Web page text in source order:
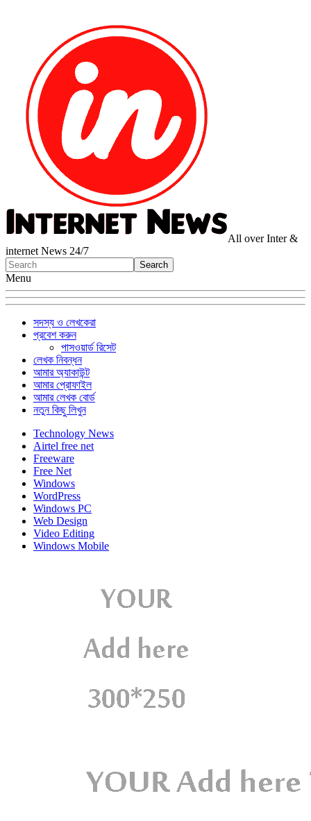
All over Inter &
internet News 24/7
Menu
সদস্য ও লেখকেরা
প্রবেশ করুন
পাসওয়ার্ড রিসেট
লেখক নিবন্ধন
আমার অ্যাকাউন্ট
আমার প্রোফাইল
আমার লেখক বোর্ড
নতুন কিছু লিখুন
Technology News
Airtel free net
Freeware
Free Net
Windows
WordPress
Windows PC
Web Design
Video Editing
Windows Mobile